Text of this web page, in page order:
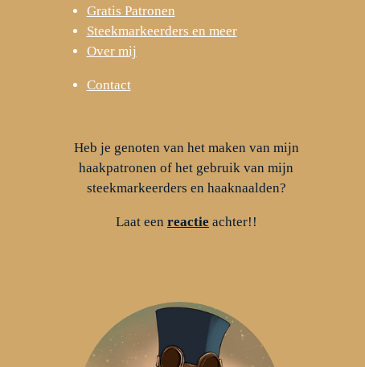
Gratis Patronen
Steekmarkeerders en meer
Over mij
Contact
Heb je genoten van het maken van mijn
haakpatronen of het gebruik van mijn
steekmarkeerders en haaknaalden?
Laat een reactie achter!!